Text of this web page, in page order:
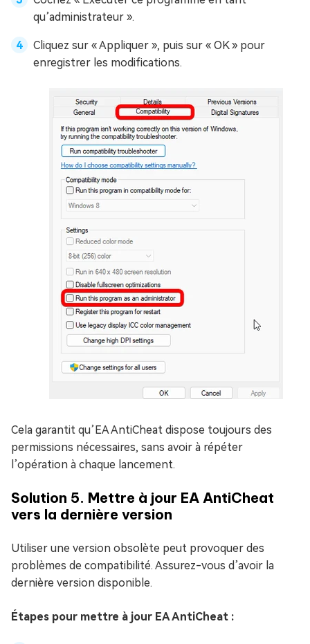
qu’administrateur ».
Cliquez sur « Appliquer », puis sur « OK » pour
enregistrer les modifications.
Cela garantit qu’EA AntiCheat dispose toujours des
permissions nécessaires, sans avoir à répéter
l’opération à chaque lancement.
Solution 5. Mettre à jour EA AntiCheat
vers la dernière version
Utiliser une version obsolète peut provoquer des
problèmes de compatibilité. Assurez-vous d’avoir la
dernière version disponible.
Étapes pour mettre à jour EA AntiCheat :